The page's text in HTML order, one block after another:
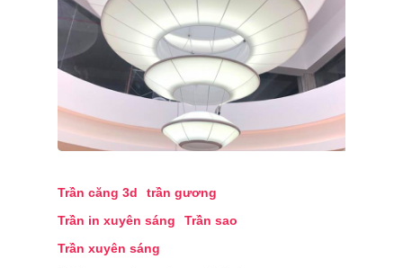
Trần căng 3d
trần gương
Trần in xuyên sáng
Trần sao
Trần xuyên sáng